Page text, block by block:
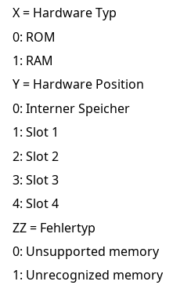
X = Hardware Typ
0: ROM
1: RAM
Y = Hardware Position
0: Interner Speicher
1: Slot 1
2: Slot 2
3: Slot 3
4: Slot 4
ZZ = Fehlertyp
0: Unsupported memory
1: Unrecognized memory